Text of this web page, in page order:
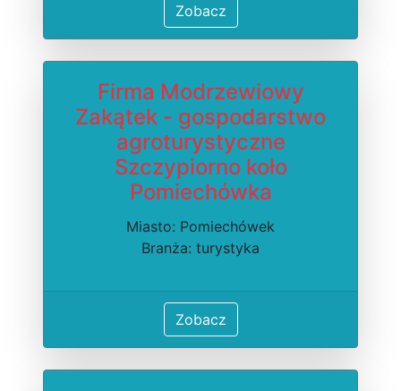
Zobacz
Firma Modrzewiowy
Zakątek - gospodarstwo
agroturystyczne
Szczypiorno koło
Pomiechówka
Miasto: Pomiechówek
Branża: turystyka
Zobacz